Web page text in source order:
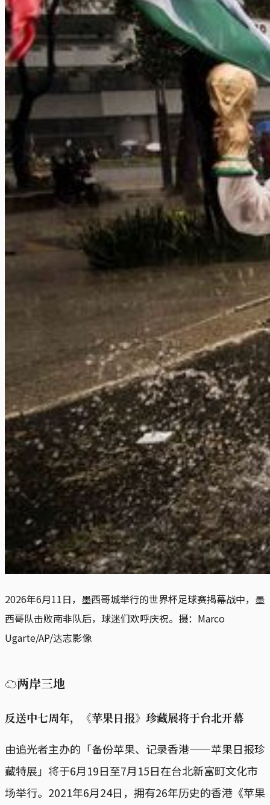
2026年6月11日，墨西哥城举行的世界杯足球赛揭幕战中，墨
西哥队击败南非队后，球迷们欢呼庆祝。摄：Marco
Ugarte/AP/达志影像
☁两岸三地
反送中七周年，《苹果日报》珍藏展将于台北开幕
由追光者主办的「备份苹果、记录香港——苹果日报珍
藏特展」将于6月19日至7月15日在台北新富町文化市
场举行。2021年6月24日，拥有26年历史的香港《苹果